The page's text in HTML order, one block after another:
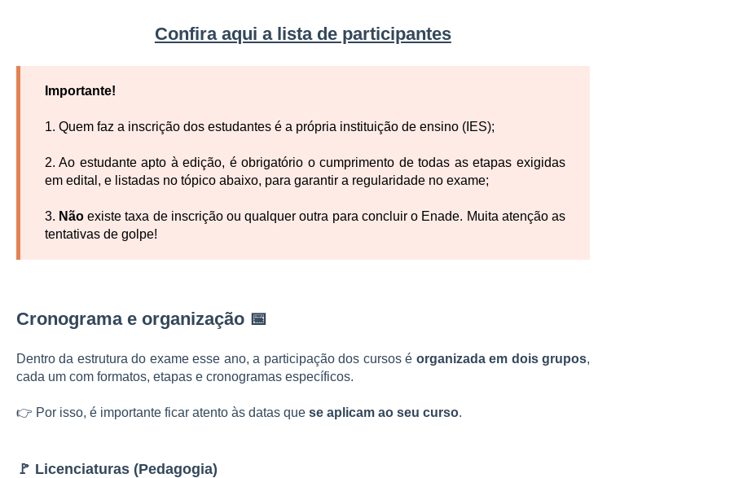
Confira aqui a lista de participantes
Importante!
1. Quem faz a inscrição dos estudantes é a própria instituição de ensino (IES);
2. Ao estudante apto à edição, é obrigatório o cumprimento de todas as etapas exigidas
em edital, e listadas no tópico abaixo, para garantir a regularidade no exame;
3. Nãoexiste taxa de inscrição ou qualquer outra para concluir o Enade. Muita atenção as
tentativas de golpe!
Cronograma e organização 📅
Dentro da estrutura do exame esse ano, a participação dos cursos é organizada em dois grupos,
cada um com formatos, etapas e cronogramas específicos.
👉 Por isso, é importante ficar atento às datas que se aplicam ao seu curso.
🚩 Licenciaturas (Pedagogia)